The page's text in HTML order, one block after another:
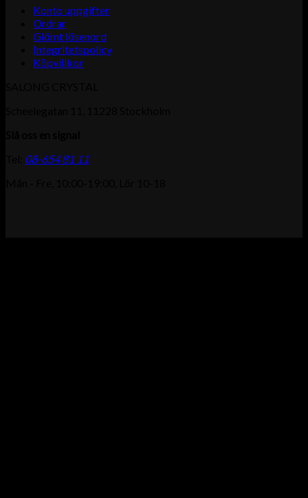
Konto uppgifter
Ordrar
Glömt lösenord
Integritetspolicy
Köpvillkor
08-654 81 11